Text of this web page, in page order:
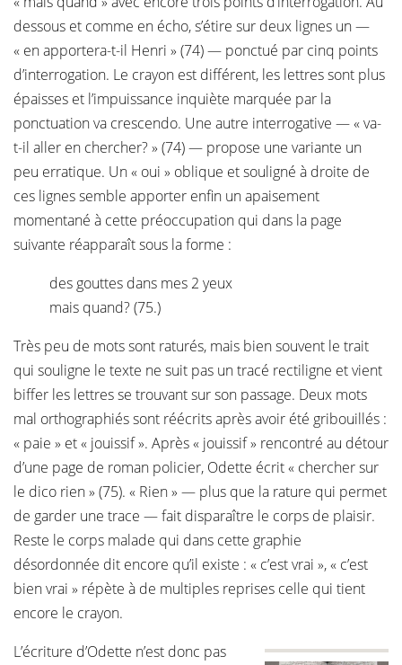
dessous et comme en écho, s’étire sur deux lignes un —
« en apportera-t-il Henri » (74) — ponctué par cinq points
d’interrogation. Le crayon est différent, les lettres sont plus
épaisses et l’impuissance inquiète marquée par la
ponctuation va crescendo. Une autre interrogative — « va-
t-il aller en chercher? » (74) — propose une variante un
peu erratique. Un « oui » oblique et souligné à droite de
ces lignes semble apporter enfin un apaisement
momentané à cette préoccupation qui dans la page
suivante réapparaît sous la forme :
des gouttes dans mes 2 yeux
mais quand? (75.)
Très peu de mots sont raturés, mais bien souvent le trait
qui souligne le texte ne suit pas un tracé rectiligne et vient
biffer les lettres se trouvant sur son passage. Deux mots
mal orthographiés sont réécrits après avoir été gribouillés :
« paie » et « jouissif ». Après « jouissif » rencontré au détour
d’une page de roman policier, Odette écrit « chercher sur
le dico rien » (75). « Rien » — plus que la rature qui permet
de garder une trace — fait disparaître le corps de plaisir.
Reste le corps malade qui dans cette graphie
désordonnée dit encore qu’il existe : « c’est vrai », « c’est
bien vrai » répète à de multiples reprises celle qui tient
encore le crayon.
L’écriture d’Odette n’est donc pas